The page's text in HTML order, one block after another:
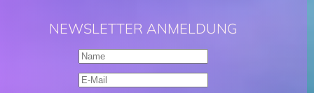
NEWSLETTER ANMELDUNG